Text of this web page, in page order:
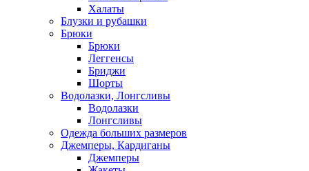
Халаты
Блузки и рубашки
Брюки
Брюки
Леггенсы
Бриджи
Шорты
Водолазки, Лонгсливы
Водолазки
Лонгсливы
Одежда больших размеров
Джемперы, Кардиганы
Джемперы